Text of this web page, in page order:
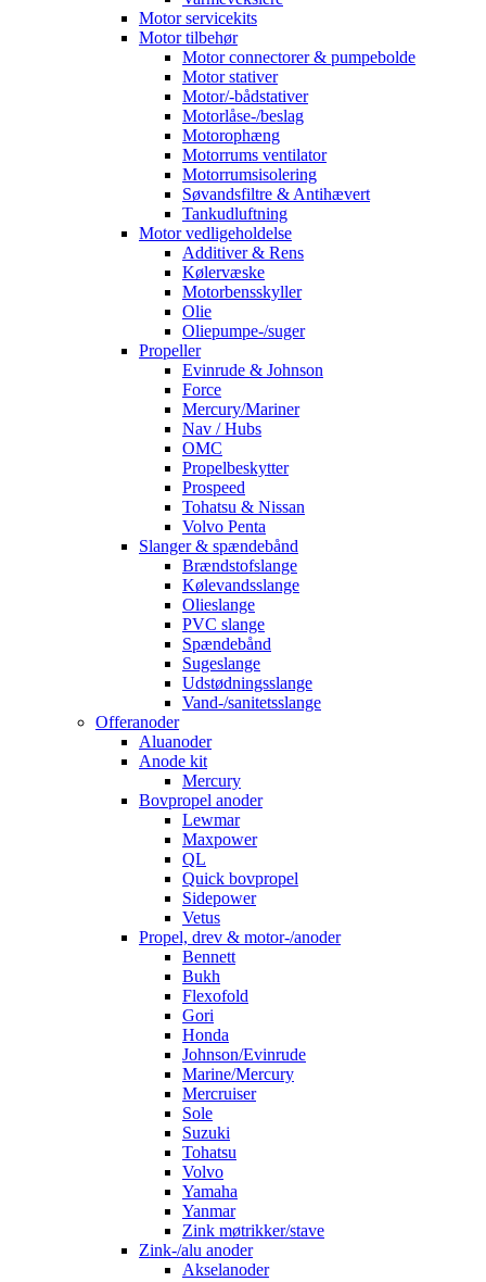
Motor servicekits
Motor tilbehør
Motor connectorer & pumpebolde
Motor stativer
Motor/-bådstativer
Motorlåse-/beslag
Motorophæng
Motorrums ventilator
Motorrumsisolering
Søvandsfiltre & Antihævert
Tankudluftning
Motor vedligeholdelse
Additiver & Rens
Kølervæske
Motorbensskyller
Olie
Oliepumpe-/suger
Propeller
Evinrude & Johnson
Force
Mercury/Mariner
Nav / Hubs
OMC
Propelbeskytter
Prospeed
Tohatsu & Nissan
Volvo Penta
Slanger & spændebånd
Brændstofslange
Kølevandsslange
Olieslange
PVC slange
Spændebånd
Sugeslange
Udstødningsslange
Vand-/sanitetsslange
Offeranoder
Aluanoder
Anode kit
Mercury
Bovpropel anoder
Lewmar
Maxpower
QL
Quick bovpropel
Sidepower
Vetus
Propel, drev & motor-/anoder
Bennett
Bukh
Flexofold
Gori
Honda
Johnson/Evinrude
Marine/Mercury
Mercruiser
Sole
Suzuki
Tohatsu
Volvo
Yamaha
Yanmar
Zink møtrikker/stave
Zink-/alu anoder
Akselanoder